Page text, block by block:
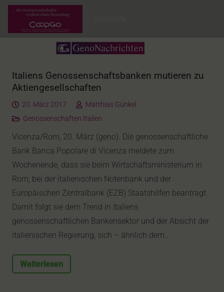
Italiens Genossenschaftsbanken mutieren zu
Aktiengesellschaften
20. März 2017
Matthias Günkel
Genossenschaften Italien
Vicenza/Rom, 20. März (geno). Die genossenschaftliche
Bank Banca Popolare di Vicenza meldete zum
Wochenende, dass sie beim Wirtschaftsministerium in
Rom, bei der italienischen Notenbank und der
Europäischen Zentralbank (EZB) Staatshilfen beantragt.
Damit folgt sie dem Trend in Italiens
genossenschaftlichen Bankensektor und der Absicht der
italienischen Regierung, sich – ähnlich dem…
Weiterlesen